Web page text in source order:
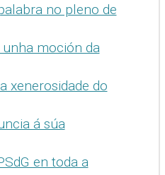
no pleno de
unha moción da
xenerosidade do
á súa
en toda a